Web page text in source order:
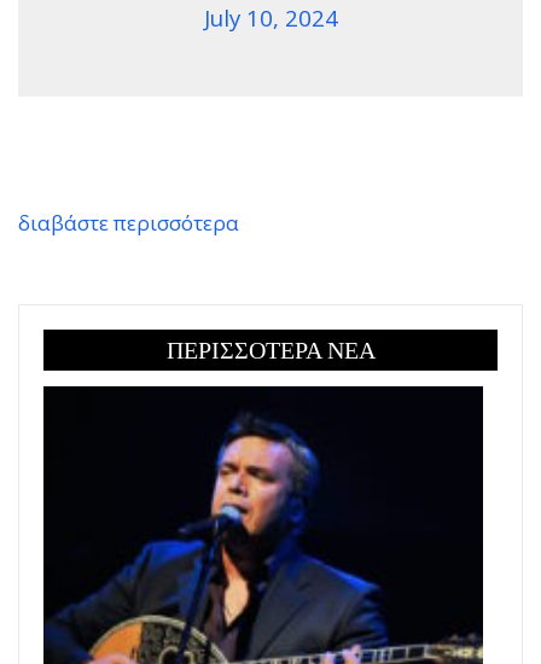
July 10, 2024
διαβάστε περισσότερα
ΠΕΡΙΣΣΟΤΕΡΑ ΝΕΑ